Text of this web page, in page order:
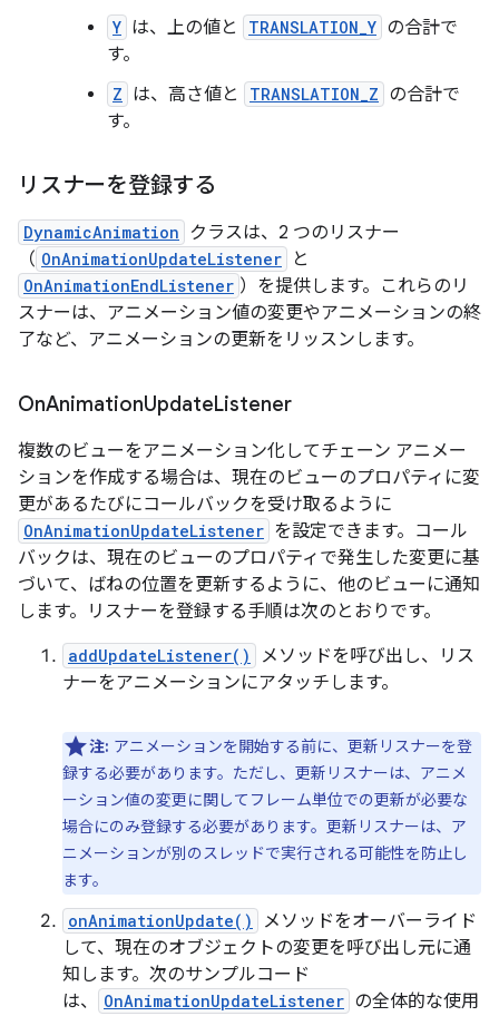
Y は、上の値と TRANSLATION_Y の合計で
す。
Z は、高さ値と TRANSLATION_Z の合計で
す。
リスナーを登録する
DynamicAnimation
クラスは、2 つのリスナー
（ OnAnimationUpdateListener と
OnAnimationEndListener ）を提供します。これらのリ
スナーは、アニメーション値の変更やアニメーションの終
了など、アニメーションの更新をリッスンします。
OnAnimationUpdateListener
複数のビューをアニメーション化してチェーン アニメー
ションを作成する場合は、現在のビューのプロパティに変
更があるたびにコールバックを受け取るように
OnAnimationUpdateListener を設定できます。コール
バックは、現在のビューのプロパティで発生した変更に基
づいて、ばねの位置を更新するように、他のビューに通知
します。リスナーを登録する手順は次のとおりです。
addUpdateListener()
メソッドを呼び出し、リス
ナーをアニメーションにアタッチします。
注: アニメーションを開始する前に、更新リスナーを登
録する必要があります。ただし、更新リスナーは、アニメ
ーション値の変更に関してフレーム単位での更新が必要な
場合にのみ登録する必要があります。更新リスナーは、ア
ニメーションが別のスレッドで実行される可能性を防止し
ます。
onAnimationUpdate()
メソッドをオーバーライド
して、現在のオブジェクトの変更を呼び出し元に通
知します。次のサンプルコード
は、
OnAnimationUpdateListener の全体的な使用